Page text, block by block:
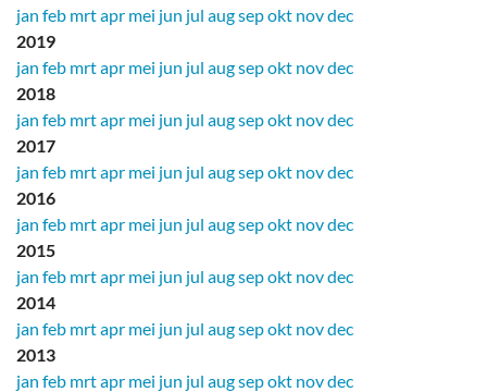
jan feb mrtapr mei jun jul augsepokt novdec
2019
jan feb mrtapr mei jun jul augsepokt novdec
2018
jan feb mrtapr mei jun jul augsepokt novdec
2017
jan feb mrtapr mei jun jul augsepokt novdec
2016
jan feb mrtapr mei jun jul augsepokt novdec
2015
jan feb mrtapr mei jun jul augsepokt novdec
2014
jan feb mrtapr mei jun jul augsepokt novdec
2013
jan feb mrtapr mei jun jul augsepokt novdec